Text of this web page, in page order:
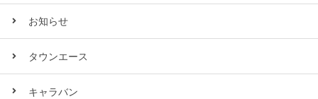
お知らせ
タウンエース
キャラバン